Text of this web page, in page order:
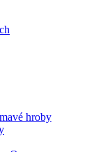
hroby